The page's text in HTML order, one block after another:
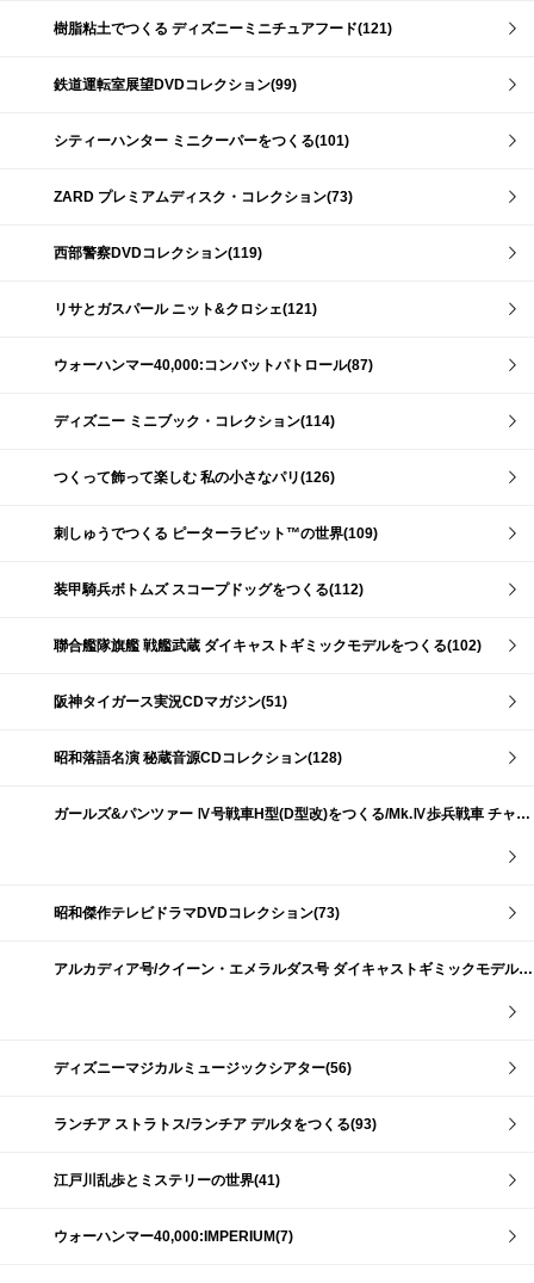
樹脂粘土でつくる ディズニーミニチュアフード(121)
鉄道運転室展望DVDコレクション(99)
シティーハンター ミニクーパーをつくる(101)
ZARD プレミアムディスク・コレクション(73)
西部警察DVDコレクション(119)
リサとガスパール ニット&クロシェ(121)
ウォーハンマー40,000:コンバットパトロール(87)
ディズニー ミニブック・コレクション(114)
つくって飾って楽しむ 私の小さなパリ(126)
刺しゅうでつくる ピーターラビット™の世界(109)
装甲騎兵ボトムズ スコープドッグをつくる(112)
聯合艦隊旗艦 戦艦武蔵 ダイキャストギミックモデルをつくる(102)
阪神タイガース実況CDマガジン(51)
昭和落語名演 秘蔵音源CDコレクション(128)
ガールズ&パンツァー Ⅳ号戦車H型(D型改)をつくる/Mk.Ⅳ歩兵戦車 チャーチルMk.Ⅶをつくる(191)
昭和傑作テレビドラマDVDコレクション(73)
アルカディア号/クイーン・エメラルダス号 ダイキャストギミックモデルをつくる(159)
ディズニーマジカルミュージックシアター(56)
ランチア ストラトス/ランチア デルタをつくる(93)
江戸川乱歩とミステリーの世界(41)
ウォーハンマー40,000:IMPERIUM(7)